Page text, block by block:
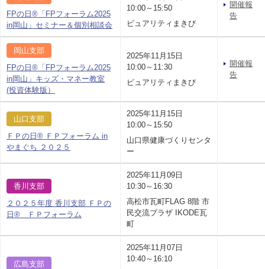
FPの日®「FPフォーラム2025
in岡山」セミナー＆個別相談会
10:00～15:50
ピュアリティまきび
開催報
告
岡山支部
FPの日®「FPフォーラム2025
in岡山」キッズ・マネー教室
(投資体験版）
2025年11月15日
10:00～11:30
ピュアリティまきび
開催報
告
山口支部
ＦＰの日® ＦＰフォーラム in
やまぐち ２０２５
2025年11月15日
10:00～15:50
山口県健康づくりセンタ
ー
香川支部
２０２５年度 香川支部 ＦＰの
日® ＦＰフォーラム
2025年11月09日
10:30～16:30
高松市瓦町FLAG 8階 市
民交流プラザ IKODE瓦
町
広島支部
2025年11月07日
10:40～16:10